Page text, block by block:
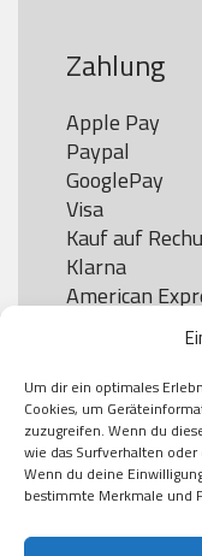
Um dir ein optimales
Cookies, um
zuzugreifen. Wenn du
wie das Surfverhalten
Wenn du deine
bestimmte Merkmale und
Zahlung
Apple Pay
Paypal
GooglePay
Visa
Kauf auf
Klarna
American
Versand
DHL
Klimaneutral